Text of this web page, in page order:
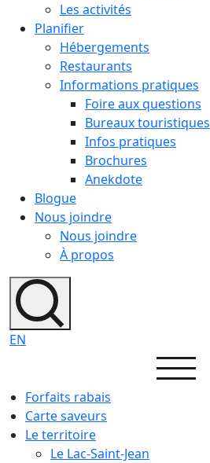
Les activités
Planifier
Hébergements
Restaurants
Informations pratiques
Foire aux questions
Bureaux touristiques
Infos pratiques
Brochures
Anekdote
Blogue
Nous joindre
Nous joindre
À propos
EN
Forfaits rabais
Carte saveurs
Le territoire
Le Lac-Saint-Jean